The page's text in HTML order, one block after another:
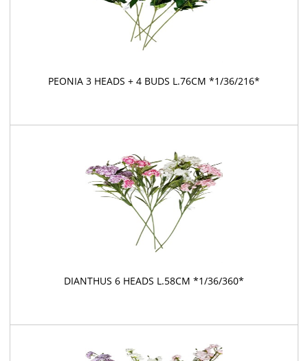
PEONIA 3 HEADS + 4 BUDS L.76CM *1/36/216*
DIANTHUS 6 HEADS L.58CM *1/36/360*